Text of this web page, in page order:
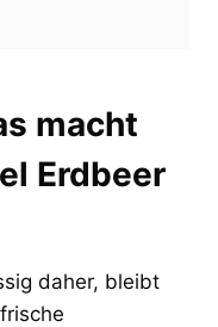
macht
Erdbeer
daher, bleibt